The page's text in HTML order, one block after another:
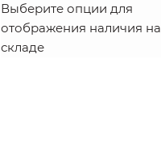
Выберите опции для
отображения наличия на
складе